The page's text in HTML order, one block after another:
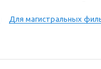
Для магистральных